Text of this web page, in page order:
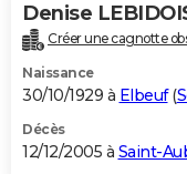
Denise
Créer une cagnotte
Naissance
30/10/1929 à Elbeuf(
Décès
12/12/2005 à Saint-